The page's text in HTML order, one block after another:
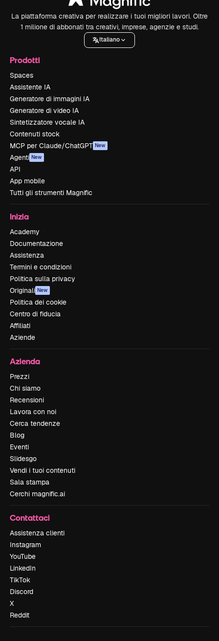
La piattaforma creativa per realizzare i tuoi migliori lavori. Oltre
1 milione di abbonati tra creativi, imprese, agenzie e studi.
Italiano
Prodotti
Spaces
Assistente IA
Generatore di immagini IA
Generatore di video IA
Sintetizzatore vocale IA
Contenuti stock
MCP per Claude/ChatGPT New
Agenti New
API
App mobile
Tutti gli strumenti Magnific
Inizia
Academy
Documentazione
Assistenza
Termini e condizioni
Politica sulla privacy
Originali New
Politica dei cookie
Centro di fiducia
Affiliati
Aziende
Azienda
Prezzi
Chi siamo
Recensioni
Lavora con noi
Cerca tendenze
Blog
Eventi
Slidesgo
Vendi i tuoi contenuti
Sala stampa
Cerchi magnific.ai
Contattaci
Assistenza clienti
Instagram
YouTube
LinkedIn
TikTok
Discord
X
Reddit